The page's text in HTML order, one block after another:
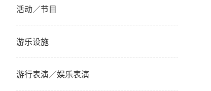
活动／节目
游乐设施
游行表演／娱乐表演